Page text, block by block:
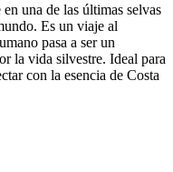
una de las últimas selvas
Es un viaje al
pasa a ser un
la vida silvestre. Ideal para
con la esencia de Costa